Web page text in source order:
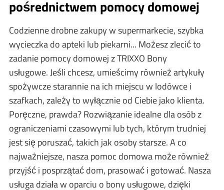
pośrednictwem pomocy domowej
Codzienne drobne zakupy w supermarkecie, szybka
wycieczka do apteki lub piekarni... Możesz zlecić to
zadanie pomocy domowej z TRIXXO Bony
usługowe. Jeśli chcesz, umieścimy również artykuły
spożywcze starannie na ich miejscu w lodówce i
szafkach, zależy to wyłącznie od Ciebie jako klienta.
Poręczne, prawda? Rozwiązanie idealne dla osób z
ograniczeniami czasowymi lub tych, którym trudniej
jest się poruszać, takich jak osoby starsze. A co
najważniejsze, nasza pomoc domowa może również
przyjść i posprzątać dom, prasować i gotować. Nasza
usługa działa w oparciu o bony usługowe, dzięki